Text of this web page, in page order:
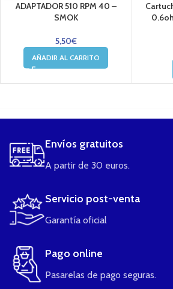
ADAPTADOR 510 RPM 40 –
SMOK
5,50€
AÑADIR AL CARRITO
Envíos gratuitos
A partir de 30 euros.
Servicio post-venta
Garantía oficial
Pago online
Pasarelas de pago seguras.